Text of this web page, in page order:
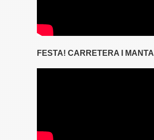
FESTA! CARRETERA I MANTA